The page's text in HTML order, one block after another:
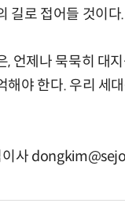
길로 접어들 것이다.
언제나 묵묵히 대
야 한다. 우리 세
이사